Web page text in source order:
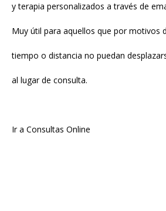
y terapia personalizados a través de
Muy útil para aquellos que por motivos
tiempo o distancia no puedan
al lugar de consulta.
Ir a Consultas Online